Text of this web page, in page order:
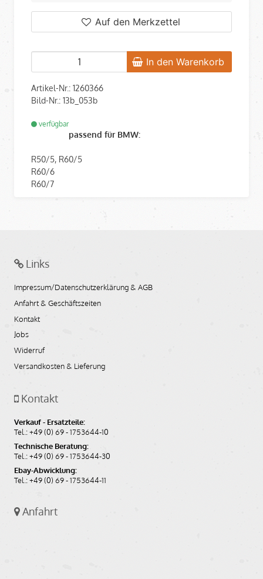
Auf den Merkzettel
In den Warenkorb
Artikel-Nr.: 1260366
Bild-Nr.: 13b_053b
verfügbar
passend für BMW:
R50/5, R60/5
R60/6
R60/7
Links
Impressum/Datenschutzerklärung & AGB
Anfahrt & Geschäftszeiten
Kontakt
Jobs
Widerruf
Versandkosten & Lieferung
Kontakt
Verkauf - Ersatzteile:
Tel.: +49 (0) 69 - 1753644-10
Technische Beratung:
Tel.: +49 (0) 69 - 1753644-30
Ebay-Abwicklung:
Tel.: +49 (0) 69 - 1753644-11
Anfahrt